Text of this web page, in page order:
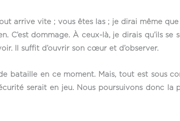
arrive vite ; vous êtes las ; je dirai même
C’est dommage. À ceux-là, je dirais qu’ils
Il suffit d’ouvrir son cœur et d’observer.
bataille en ce moment. Mais, tout est sous
serait en jeu. Nous poursuivons donc